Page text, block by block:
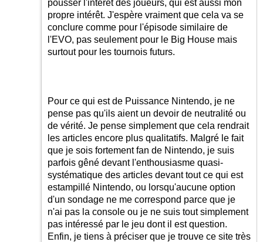
pousser l'intérêt des joueurs, qui est aussi mon
propre intérêt. J'espère vraiment que cela va se
conclure comme pour l'épisode similaire de
l'EVO, pas seulement pour le Big House mais
surtout pour les tournois futurs.
Pour ce qui est de Puissance Nintendo, je ne
pense pas qu'ils aient un devoir de neutralité ou
de vérité. Je pense simplement que cela rendrait
les articles encore plus qualitatifs. Malgré le fait
que je sois fortement fan de Nintendo, je suis
parfois gêné devant l'enthousiasme quasi-
systématique des articles devant tout ce qui est
estampillé Nintendo, ou lorsqu'aucune option
d'un sondage ne me correspond parce que je
n'ai pas la console ou je ne suis tout simplement
pas intéressé par le jeu dont il est question.
Enfin, je tiens à préciser que je trouve ce site très